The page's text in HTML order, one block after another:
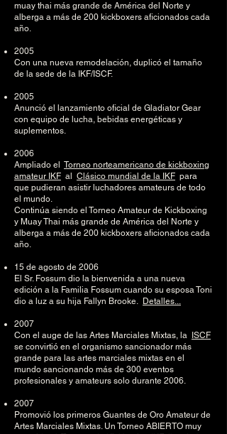
muay thai más grande de América del Norte y
alberga a más de 200 kickboxers aficionados cada
año.
2005
Con una nueva remodelación, duplicó el tamaño
de la sede de la IKF/ISCF.
2005
Anunció el lanzamiento oficial de Gladiator Gear
con equipo de lucha, bebidas energéticas y
suplementos.
2006
Ampliado el Torneo norteamericano de kickboxing
amateur IKF al Clásico mundial de la IKF para
que pudieran asistir luchadores amateurs de todo
el mundo.
Continúa siendo el Torneo Amateur de Kickboxing
y Muay Thai más grande de América del Norte y
alberga a más de 200 kickboxers aficionados cada
año.
15 de agosto de 2006
El Sr. Fossum dio la bienvenida a una nueva
edición a la Familia Fossum cuando su esposa Toni
dio a luz a su hija Fallyn Brooke. Detalles...
2007
Con el auge de las Artes Marciales Mixtas, la
ISCF
se convirtió en el organismo sancionador más
grande para las artes marciales mixtas en el
mundo sancionando más de 300 eventos
profesionales y amateurs solo durante 2006.
2007
Promovió los primeros Guantes de Oro Amateur de
Artes Marciales Mixtas. Un Torneo ABIERTO muy